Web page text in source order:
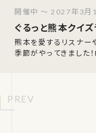
ぐるっと熊本クイ
熊本を愛するリスナー
季節がやってきました
開催中 ～ 2027年3月
PREV